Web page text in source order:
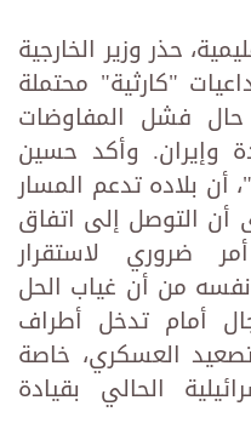
حذر وزير الخارجية
"كارثية" محتملة
فشل المفاوضات
وإيران. وأكد حسين
بلاده تدعم المسار
أن التوصل إلى اتفاق
ضروري لاستقرار
من أن غياب الحل
أمام تدخل أطراف
العسكري، خاصة
الحالي بقيادة